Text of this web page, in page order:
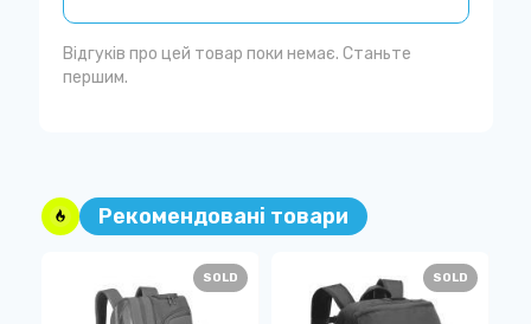
Відгуків про цей товар поки немає. Станьте
першим.
Рекомендовані товари
SOLD SOLD